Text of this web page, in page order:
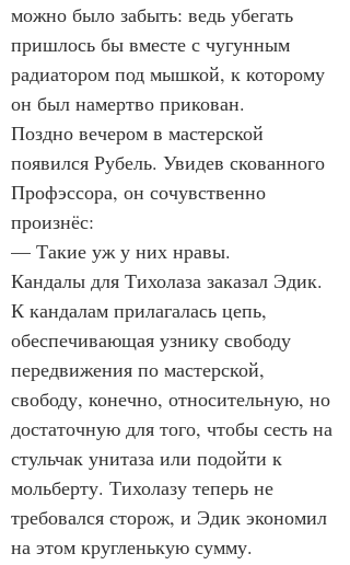
можно было забыть: ведь убегать
пришлось бы вместе с чугунным
радиатором под мышкой, к которому
он был намертво прикован.
Поздно вечером в мастерской
появился Рубель. Увидев скованного
Профэссора, он сочувственно
произнёс:
— Такие уж у них нравы.
Кандалы для Тихолаза заказал Эдик.
К кандалам прилагалась цепь,
обеспечивающая узнику свободу
передвижения по мастерской,
свободу, конечно, относительную, но
достаточную для того, чтобы сесть на
стульчак унитаза или подойти к
мольберту. Тихолазу теперь не
требовался сторож, и Эдик экономил
на этом кругленькую сумму.